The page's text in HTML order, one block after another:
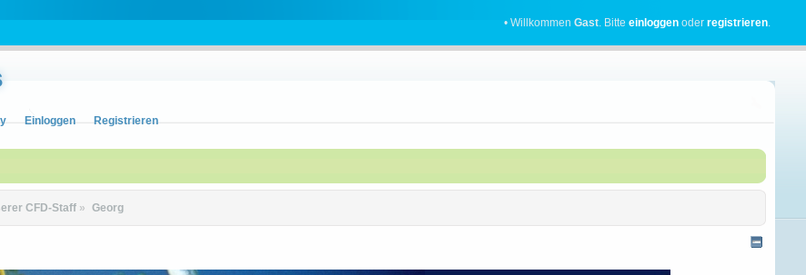
• WillkommenGast. Bitteeinloggen oderregistrieren.
Einloggen Registrieren
CFD-Staff » Georg